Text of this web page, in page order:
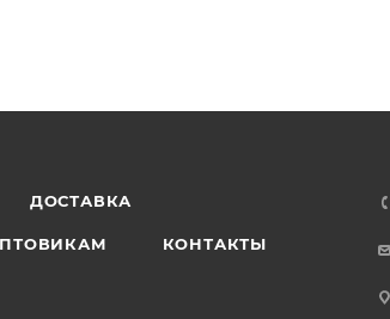
ДОСТАВКА
КОНТАКТЫ